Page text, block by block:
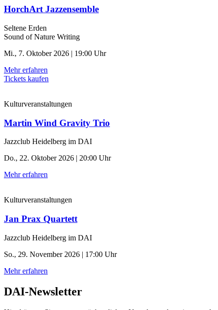
HorchArt Jazzensemble
Seltene Erden
Sound of Nature Writing
Mi., 7. Oktober 2026 | 19:00 Uhr
Mehr erfahren
Tickets kaufen
Kulturveranstaltungen
Martin Wind Gravity Trio
Jazzclub Heidelberg im DAI
Do., 22. Oktober 2026 | 20:00 Uhr
Mehr erfahren
Kulturveranstaltungen
Jan Prax Quartett
Jazzclub Heidelberg im DAI
So., 29. November 2026 | 17:00 Uhr
Mehr erfahren
DAI-Newsletter